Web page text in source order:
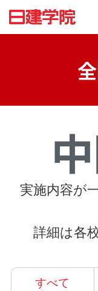
実施内容が
詳細は各
すべて